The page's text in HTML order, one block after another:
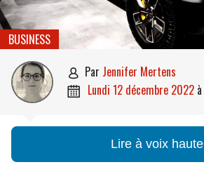
BUSINESS
 par Jennifer Mertens
 lundi 12 décembre 2022 à
Lire à voix haute